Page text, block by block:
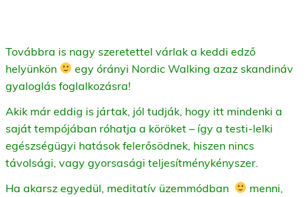
Továbbra is nagy szeretettel várlak a keddi edző
helyünkön
egy órányi Nordic Walking azaz skandináv
gyaloglás foglalkozásra!
Akik már eddig is jártak, jól tudják, hogy itt mindenki a
saját tempójában róhatja a köröket – így a testi-lelki
egészségügyi hatások felerősödnek, hiszen nincs
távolsági, vagy gyorsasági teljesítménykényszer.
Ha akarsz egyedül, meditatív üzemmódban
menni,